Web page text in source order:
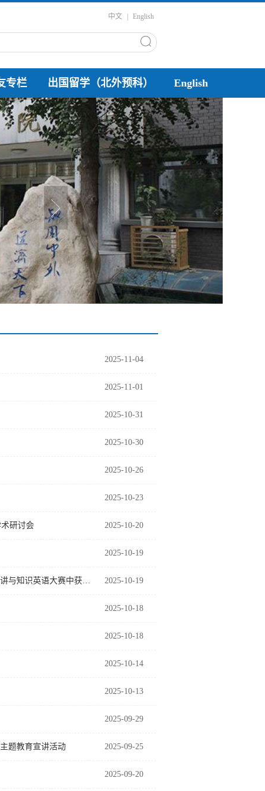
中文 English
专栏 出国留学（北外预科） English
2025-11-04
2025-11-01
2025-10-31
2025-10-30
2025-10-26
2025-10-23
研讨会 2025-10-20
2025-10-19
英院学生李湉宇在《中国日报》“华澳杯”第二十届全国大学生区域国别演讲与知识英语大赛中获得冠军 2025-10-19
2025-10-18
2025-10-18
2025-10-14
2025-10-13
2025-09-29
题教育宣讲活动 2025-09-25
2025-09-20